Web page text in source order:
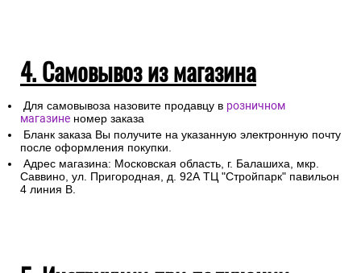
4. Самовывоз из магазина
Для самовывоза назовите продавцу в розничном
магазине номер заказа
Бланк заказа Вы получите на указанную электронную почту
после оформления покупки.
Адрес магазина: Московская область, г. Балашиха, мкр.
Саввино, ул. Пригородная, д. 92А ТЦ "Стройпарк" павильон
4 линия В.